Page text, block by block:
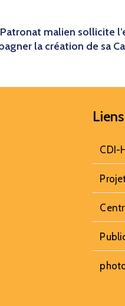
malien sollicite
la création de sa
CDI-